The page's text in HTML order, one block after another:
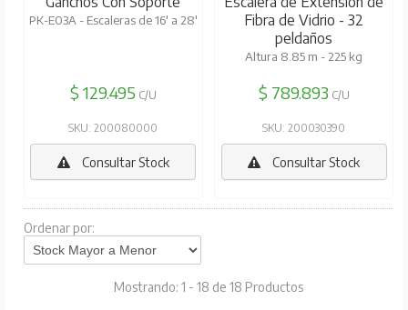
PK-E03A - Escaleras de 16' a 28'
$ 129.495 C/U
SKU: 200080000
Consultar Stock
Fibra de Vidrio - 32
peldaños
Altura 8.85 m - 225 kg
$ 789.893 C/U
SKU: 200030390
Consultar Stock
Ordenar por:
Mostrando: 1 - 18 de 18 Productos